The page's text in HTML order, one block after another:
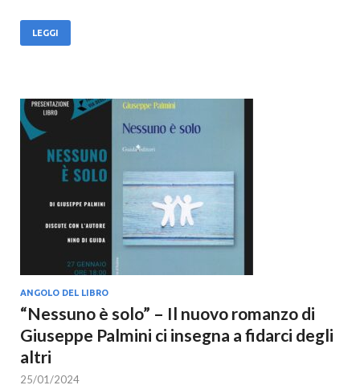
LEGGI
ANGOLO DEL LIBRO
“Nessuno è solo” – Il nuovo romanzo di
Giuseppe Palmini ci insegna a fidarci degli
altri
25/01/2024